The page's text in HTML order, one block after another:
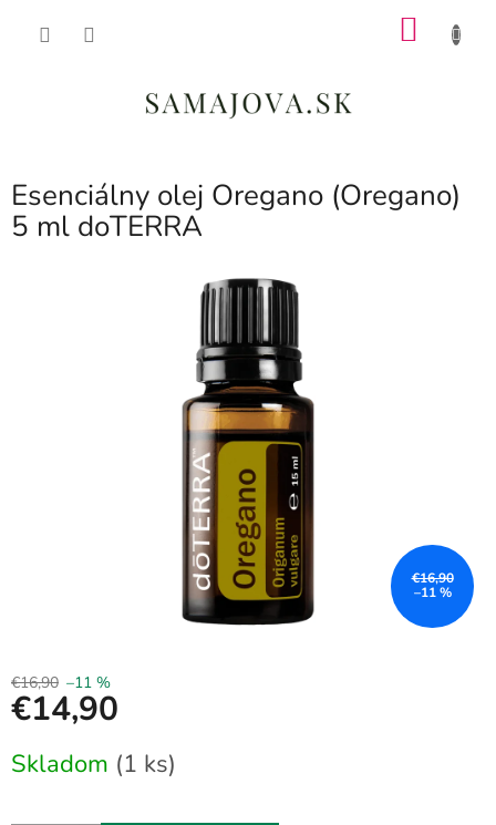
Esenciálny olej Oregano (Oregano)
5 ml doTERRA
€16,90
–11 %
€16,90 –11 %
€14,90
cena:
Skladom (1 ks)